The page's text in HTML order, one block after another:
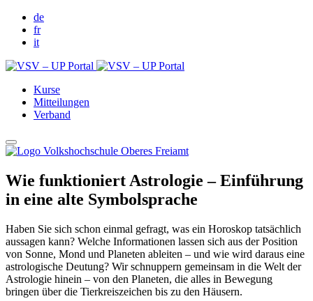
de
fr
it
Kurse
Mitteilungen
Verband
Wie funktioniert Astrologie – Einführung
in eine alte Symbolsprache
Haben Sie sich schon einmal gefragt, was ein Horoskop tatsächlich
aussagen kann? Welche Informationen lassen sich aus der Position
von Sonne, Mond und Planeten ableiten – und wie wird daraus eine
astrologische Deutung? Wir schnuppern gemeinsam in die Welt der
Astrologie hinein – von den Planeten, die alles in Bewegung
bringen über die Tierkreiszeichen bis zu den Häusern.